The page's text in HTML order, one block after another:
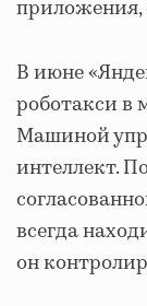
приложения,
В июне
роботакси в
Машиной
интеллект.
всегда
он